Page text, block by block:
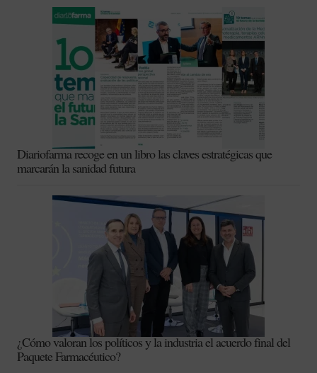
Diariofarma recoge en un libro las claves estratégicas que
marcarán la sanidad futura
¿Cómo valoran los políticos y la industria el acuerdo final del
Paquete Farmacéutico?